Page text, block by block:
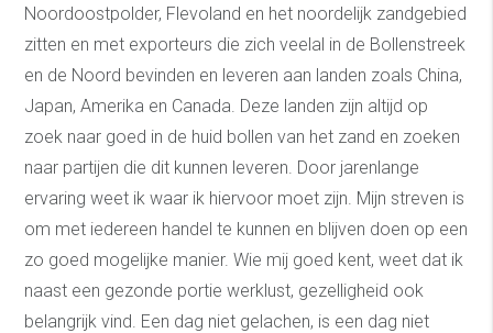
Noordoostpolder, Flevoland en het noordelijk zandgebied
zitten en met exporteurs die zich veelal in de Bollenstreek
en de Noord bevinden en leveren aan landen zoals China,
Japan, Amerika en Canada. Deze landen zijn altijd op
zoek naar goed in de huid bollen van het zand en zoeken
naar partijen die dit kunnen leveren. Door jarenlange
ervaring weet ik waar ik hiervoor moet zijn. Mijn streven is
om met iedereen handel te kunnen en blijven doen op een
zo goed mogelijke manier. Wie mij goed kent, weet dat ik
naast een gezonde portie werklust, gezelligheid ook
belangrijk vind. Een dag niet gelachen, is een dag niet